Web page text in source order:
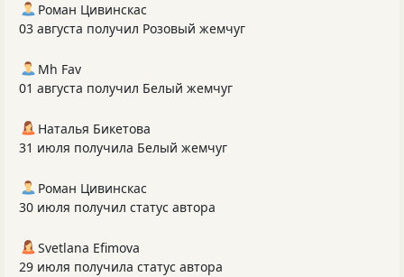
Роман Цивинскас
03 августа получил Розовый жемчуг
Mh Fav
01 августа получил Белый жемчуг
Наталья Бикетова
31 июля получила Белый жемчуг
Роман Цивинскас
30 июля получил статус автора
Svetlana Efimova
29 июля получила статус автора